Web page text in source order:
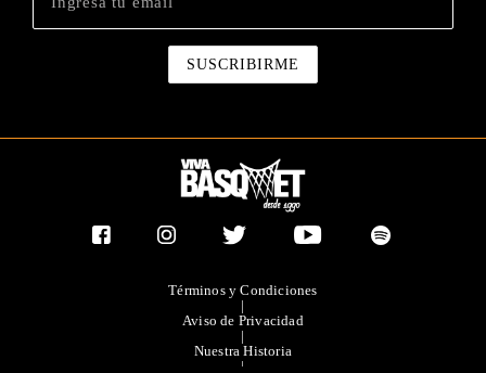
Términos y Condiciones
|
Aviso de Privacidad
|
Nuestra Historia
|